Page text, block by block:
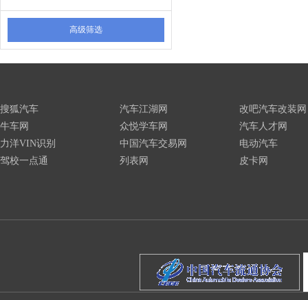
高级筛选
搜狐汽车
牛车网
力洋VIN识别
驾校一点通
汽车江湖网
众悦学车网
中国汽车交易网
列表网
改吧汽车改装网
汽车人才网
电动汽车
皮卡网